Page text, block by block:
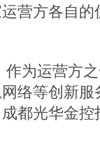
营方各自
为运营方
络等创新
都光华金